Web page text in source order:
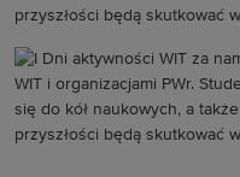
przyszłości będą skutkować